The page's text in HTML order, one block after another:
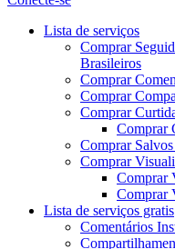
Menu
Lista de serviços
Comprar
Brasileiros
Comprar
Comprar
Comprar
Comprar
Comprar
Comprar
Comprar
Comprar
Lista de serviços gratis
Comentários